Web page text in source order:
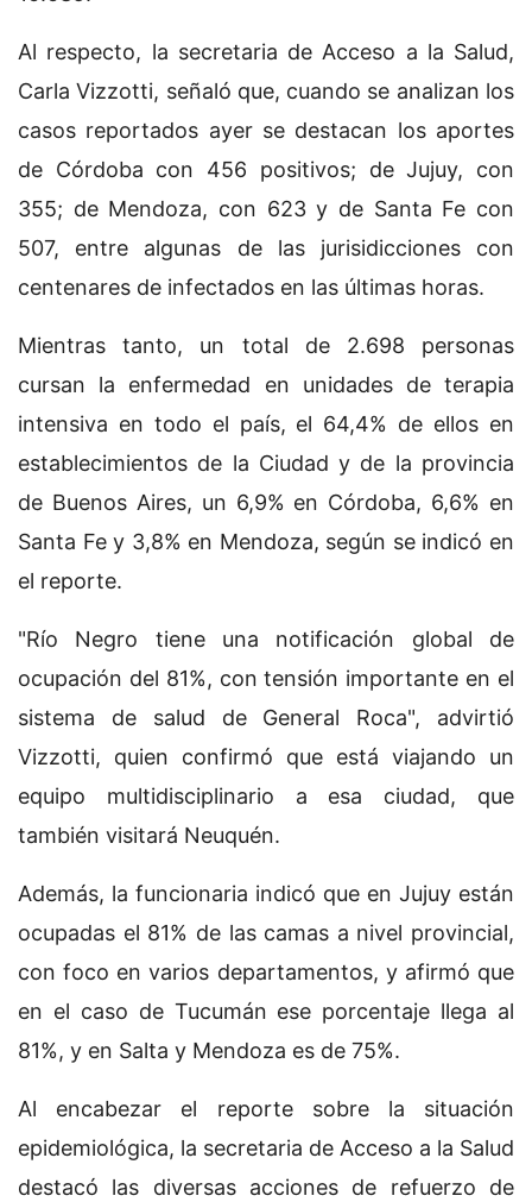
Al respecto, la secretaria de Acceso a la Salud,
Carla Vizzotti, señaló que, cuando se analizan los
casos reportados ayer se destacan los aportes
de Córdoba con 456 positivos; de Jujuy, con
355; de Mendoza, con 623 y de Santa Fe con
507, entre algunas de las jurisidicciones con
centenares de infectados en las últimas horas.
Mientras tanto, un total de 2.698 personas
cursan la enfermedad en unidades de terapia
intensiva en todo el país, el 64,4% de ellos en
establecimientos de la Ciudad y de la provincia
de Buenos Aires, un 6,9% en Córdoba, 6,6% en
Santa Fe y 3,8% en Mendoza, según se indicó en
el reporte.
"Río Negro tiene una notificación global de
ocupación del 81%, con tensión importante en el
sistema de salud de General Roca", advirtió
Vizzotti, quien confirmó que está viajando un
equipo multidisciplinario a esa ciudad, que
también visitará Neuquén.
Además, la funcionaria indicó que en Jujuy están
ocupadas el 81% de las camas a nivel provincial,
con foco en varios departamentos, y afirmó que
en el caso de Tucumán ese porcentaje llega al
81%, y en Salta y Mendoza es de 75%.
Al encabezar el reporte sobre la situación
epidemiológica, la secretaria de Acceso a la Salud
destacó las diversas acciones de refuerzo de